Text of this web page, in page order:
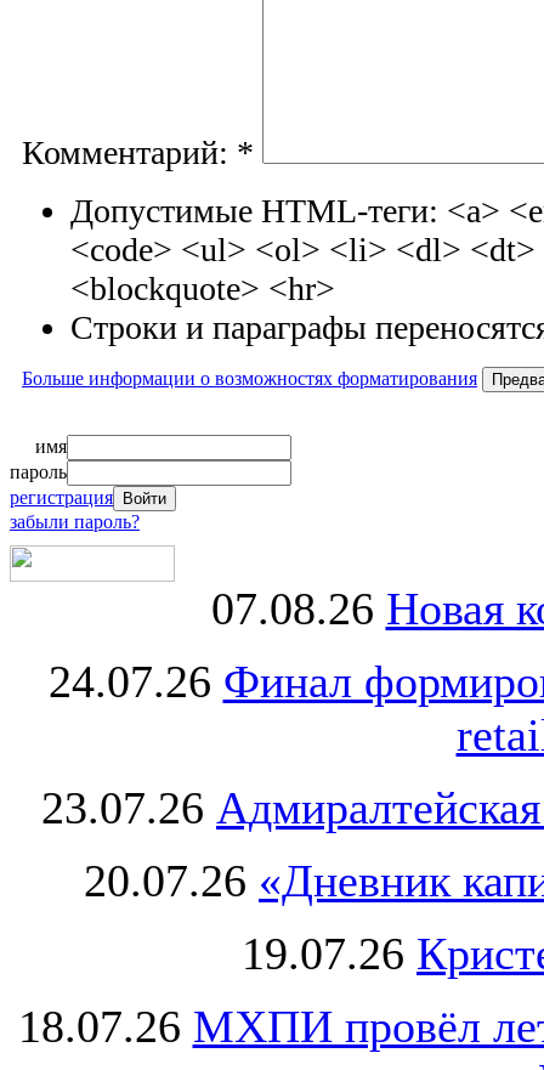
Комментарий: *
Допустимые HTML-теги: <a>
<code> <ul> <ol> <li> <dl> <dt>
<blockquote> <hr>
Строки и параграфы
Больше информации о возможностях форматирования
имя
пароль
регистрация
забыли пароль?
07.08.26 Новая
24.07.26 Финал
23.07.26
20.07.26 «Дневник
19.07.26
18.07.26 МХПИ провёл